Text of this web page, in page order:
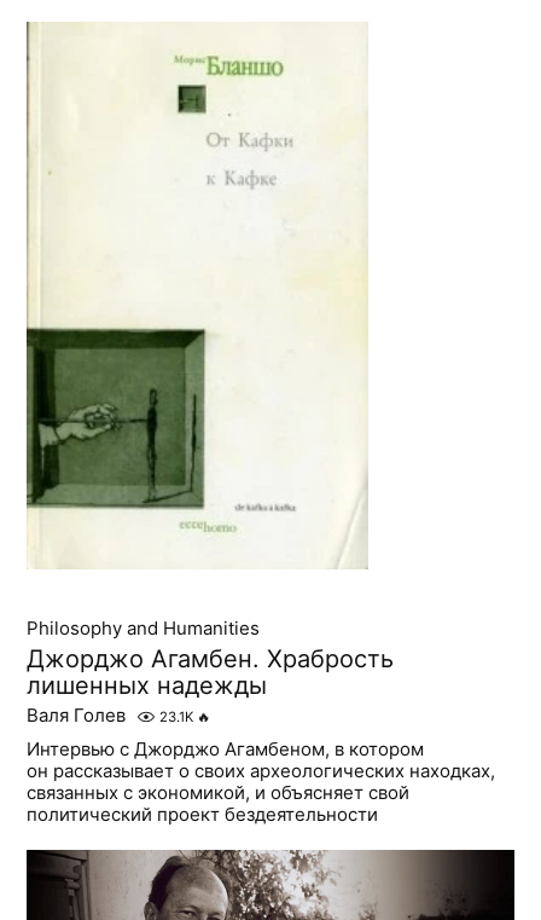
Philosophy and Humanities
Джорджо Агамбен. Храбрость
лишенных надежды
Валя Голев 23.1K 🔥
Интервью с Джорджо Агамбеном, в котором
он рассказывает о своих археологических находках,
связанных с экономикой, и объясняет свой
политический проект бездеятельности